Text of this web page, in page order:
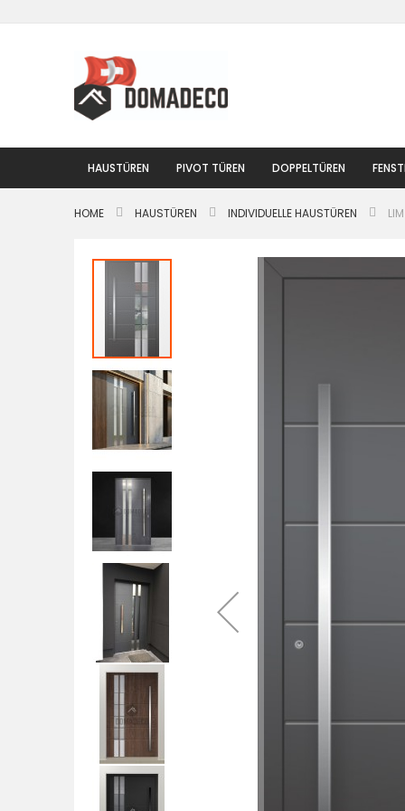
Inhalt
HAUSTÜREN PIVOT TÜREN DOPPELTÜREN
HOME HAUSTÜREN INDIVIDUELLE HAUSTÜREN
Zum
Ende
Bildgalerie
springen